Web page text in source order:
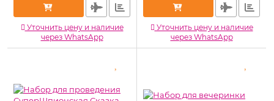
Уточнить цену и наличие
через WhatsApp
Уточнить цену и наличие
через WhatsApp